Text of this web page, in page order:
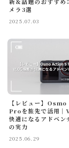
商品レビュー
お問い合わせ
ルイデントに
カフェ・レスト
マウスコンピュ
メラ3選
2025.07.03
【レビュー】
Proを旅先で活用
快適になるアドベン
の実力
2025.06.29